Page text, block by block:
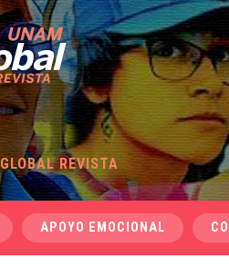
GLOBAL REVISTA
APOYO EMOCIONAL